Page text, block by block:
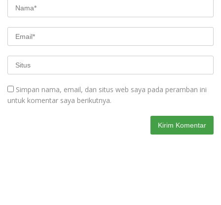
Simpan nama, email, dan situs web saya pada peramban ini
untuk komentar saya berikutnya.